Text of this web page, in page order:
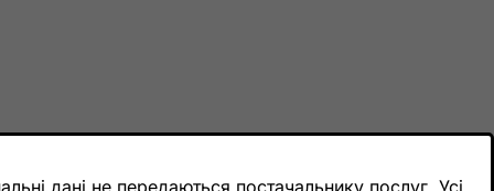
дані не передаються постачальнику послуг. Усі